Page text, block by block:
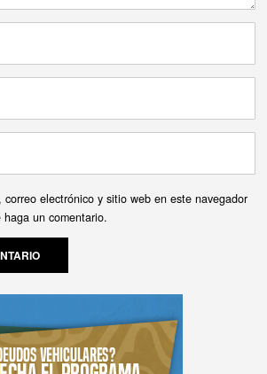
correo electrónico y sitio web en este navegador
un comentario.